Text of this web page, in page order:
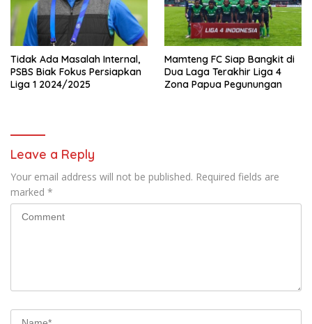
Tidak Ada Masalah Internal,
PSBS Biak Fokus Persiapkan
Liga 1 2024/2025
Mamteng FC Siap Bangkit di
Dua Laga Terakhir Liga 4
Zona Papua Pegunungan
Leave a Reply
Your email address will not be published. Required fields are
marked *